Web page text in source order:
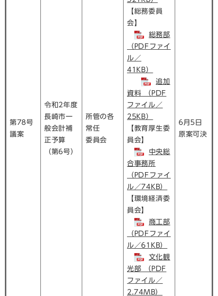
第78号
議案
令和2年度
長崎市一
般会計補
正予算
（第6号）
所管の各
常任
委員会
【総務委員
会】
総務部
（PDFファイ
ル／
41KB）
追加
資料 （PDF
ファイル／
25KB）
【教育厚生委
員会】
中央総
合事務所
（PDFファイ
ル／74KB）
【環境経済委
員会】
商工部
（PDFファイ
ル／61KB）
文化観
光部 （PDF
ファイル／
2.74MB）
6月5日
原案可決